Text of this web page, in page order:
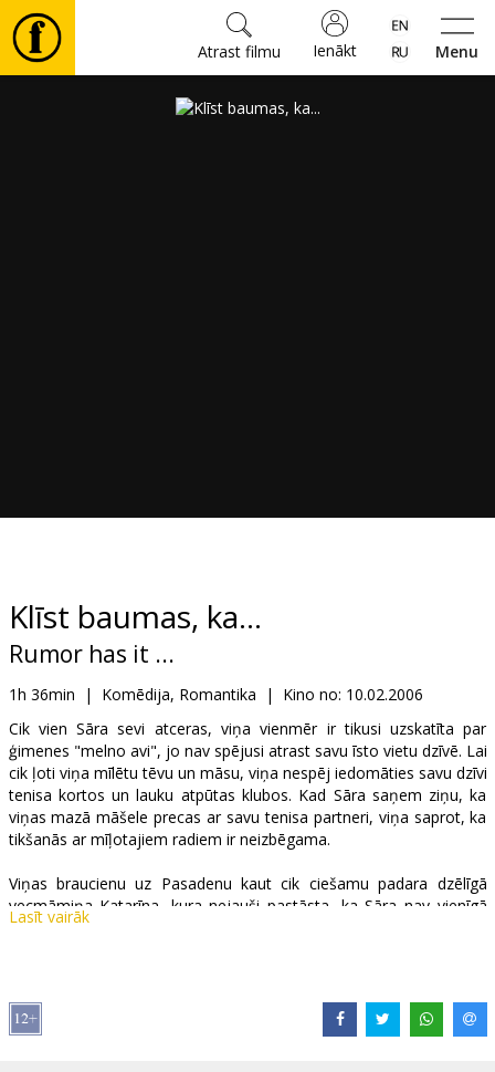
Menu
Ienākt
Atrast filmu
B2B
Kino
Klubs
Klīst baumas, ka...
Rumor has it ...
1h 36min | Komēdija, Romantika | Kino no: 10.02.2006
Cik vien Sāra sevi atceras, viņa vienmēr ir tikusi uzskatīta par
ģimenes "melno avi", jo nav spējusi atrast savu īsto vietu dzīvē. Lai
cik ļoti viņa mīlētu tēvu un māsu, viņa nespēj iedomāties savu dzīvi
tenisa kortos un lauku atpūtas klubos. Kad Sāra saņem ziņu, ka
viņas mazā māšele precas ar savu tenisa partneri, viņa saprot, ka
tikšanās ar mīļotajiem radiem ir neizbēgama.
Viņas braucienu uz Pasadenu kaut cik ciešamu padara dzēlīgā
vecmāmiņa Katarīna, kura nejauši pastāsta, ka Sāra nav vienīgā
ģimenes "melnā avs" un, ka pirms 30 gadiem Sāras māte pāris
jaunu sievieti, kura aizbēgusi kopā ar jaunekli, kurš pirms tam
paspējis pavedināt arī jaunās sievietes māti un tas viss beidzies ar
Lasīt vairāk